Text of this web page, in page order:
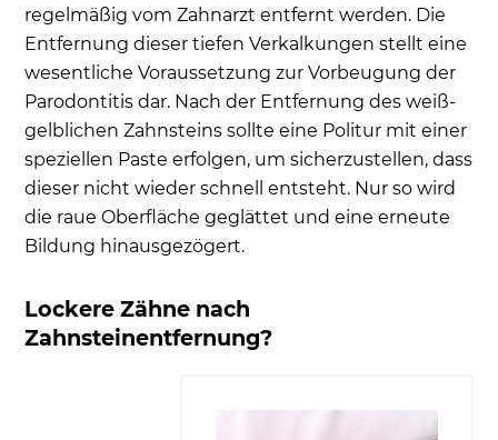
regelmäßig vom Zahnarzt entfernt werden. Die
Entfernung dieser tiefen Verkalkungen stellt eine
wesentliche Voraussetzung zur Vorbeugung der
Parodontitis dar. Nach der Entfernung des weiß-
gelblichen Zahnsteins sollte eine Politur mit einer
speziellen Paste erfolgen, um sicherzustellen, dass
dieser nicht wieder schnell entsteht. Nur so wird
die raue Oberfläche geglättet und eine erneute
Bildung hinausgezögert.
Lockere Zähne nach
Zahnsteinentfernung?